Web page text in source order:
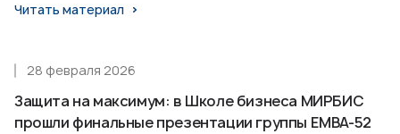
Читать материал
Защита на максимум: в Школе бизнеса МИРБИС
прошли финальные презентации группы EMBA-52
28 февраля 2026